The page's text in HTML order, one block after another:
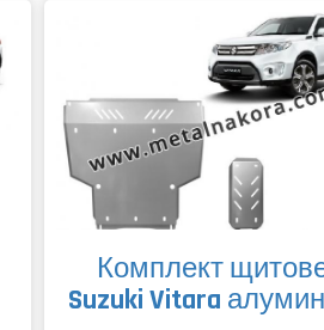
Комплект
Suzuki Vitara